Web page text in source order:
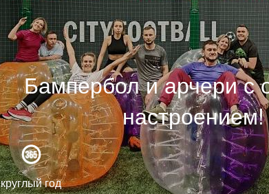
Бампербол и арчери с
настроением!
круглый год